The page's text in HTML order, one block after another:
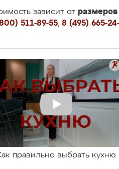
зависит от
511-89-55, 8 (495) 665-
правильно выбрать кухню